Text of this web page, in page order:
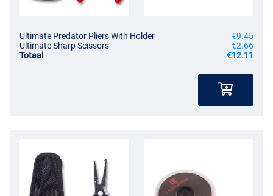
Ultimate Predator Pliers With Holder
€9.45
Ultimate Sharp Scissors
€2.66
Totaal
€12.11